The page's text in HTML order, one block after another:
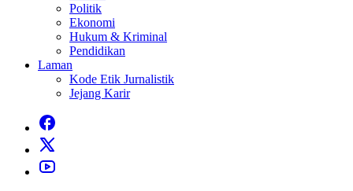
Politik
Ekonomi
Hukum & Kriminal
Pendidikan
Laman
Kode Etik Jurnalistik
Jejang Karir